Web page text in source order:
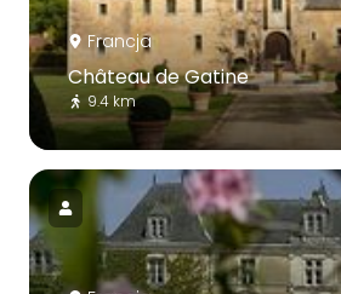
Francja
Château de Gatine
9.4 km